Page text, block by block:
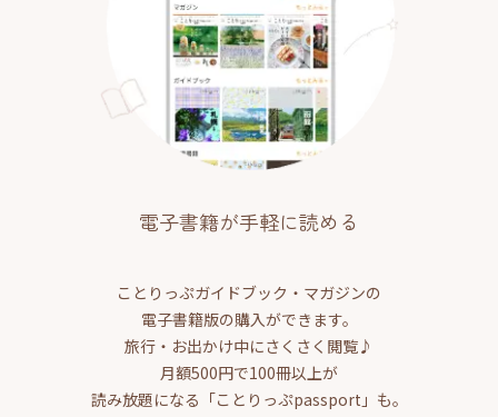
電子書籍が手軽に読める
ことりっぷガイドブック・マガジンの
電子書籍版の購入ができます。
旅行・お出かけ中にさくさく閲覧♪
月額500円で100冊以上が
読み放題になる「ことりっぷpassport」も。